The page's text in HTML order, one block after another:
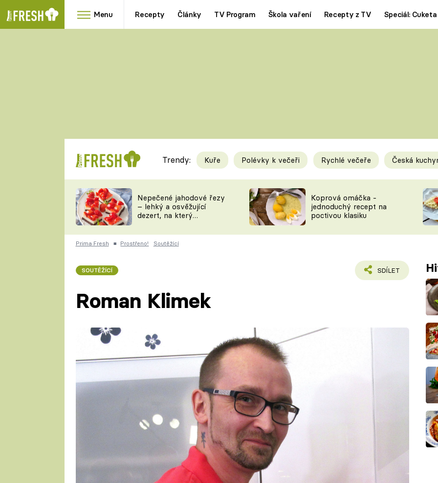
Menu Recepty Články TV Program Škola vaření Recepty z TV Speciál: Cuketa
RYCHLOVKY
Videorecepty
TEĎ VAŘÍ ŠÉF!
ČESKO NA TALÍŘI
Tipy a triky
KAM ZA JÍDLEM
VYCHYTÁVKY
ČASOPIS
Trendy: Kuře Polévky k večeři Rychlé večeře Česká
Nepečené jahodové řezy
– lehký a osvěžující
dezert, na který
Koprová omáčka -
jednoduchý recept na
poctivou klasiku
Prima Fresh ■ Prostřeno! Soutěžící
SOUTĚŽÍCÍ SDÍLET
Roman Klimek